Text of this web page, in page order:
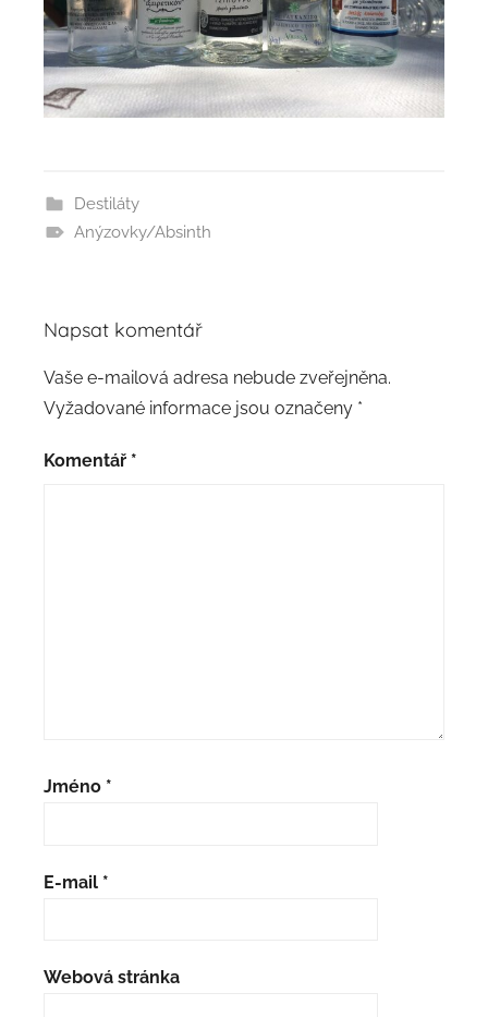
Destiláty
Anýzovky/Absinth
Napsat komentář
Vaše e-mailová adresa nebude zveřejněna.
Vyžadované informace jsou označeny *
Komentář *
Jméno *
E-mail *
Webová stránka